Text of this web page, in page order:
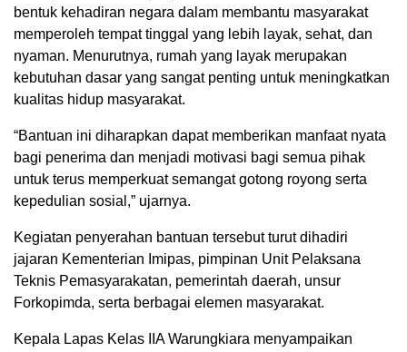
bentuk kehadiran negara dalam membantu masyarakat
memperoleh tempat tinggal yang lebih layak, sehat, dan
nyaman. Menurutnya, rumah yang layak merupakan
kebutuhan dasar yang sangat penting untuk meningkatkan
kualitas hidup masyarakat.
“Bantuan ini diharapkan dapat memberikan manfaat nyata
bagi penerima dan menjadi motivasi bagi semua pihak
untuk terus memperkuat semangat gotong royong serta
kepedulian sosial,” ujarnya.
Kegiatan penyerahan bantuan tersebut turut dihadiri
jajaran Kementerian Imipas, pimpinan Unit Pelaksana
Teknis Pemasyarakatan, pemerintah daerah, unsur
Forkopimda, serta berbagai elemen masyarakat.
Kepala Lapas Kelas IIA Warungkiara menyampaikan